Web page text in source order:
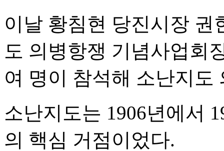
이날 황침현 당진시장
도 의병항쟁 기념사업회
여 명이 참석해 소난지도
소난지도는 1906년에서
의 핵심 거점이었다.